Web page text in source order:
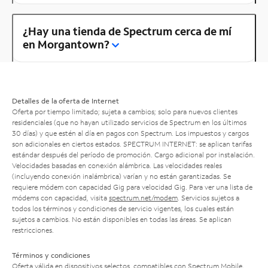
¿Hay una tienda de Spectrum cerca de mí
en Morgantown?
Detalles de la oferta de Internet
Oferta por tiempo limitado; sujeta a cambios; solo para nuevos clientes
residenciales (que no hayan utilizado servicios de Spectrum en los últimos
30 días) y que estén al día en pagos con Spectrum. Los impuestos y cargos
son adicionales en ciertos estados. SPECTRUM INTERNET: se aplican tarifas
estándar después del período de promoción. Cargo adicional por instalación.
Velocidades basadas en conexión alámbrica. Las velocidades reales
(incluyendo conexión inalámbrica) varían y no están garantizadas. Se
requiere módem con capacidad Gig para velocidad Gig. Para ver una lista de
módems con capacidad, visita spectrum.net/modem . Servicios sujetos a
todos los términos y condiciones de servicio vigentes, los cuales están
sujetos a cambios. No están disponibles en todas las áreas. Se aplican
restricciones.
Términos y condiciones
Oferta válida en dispositivos selectos, compatibles con Spectrum Mobile.